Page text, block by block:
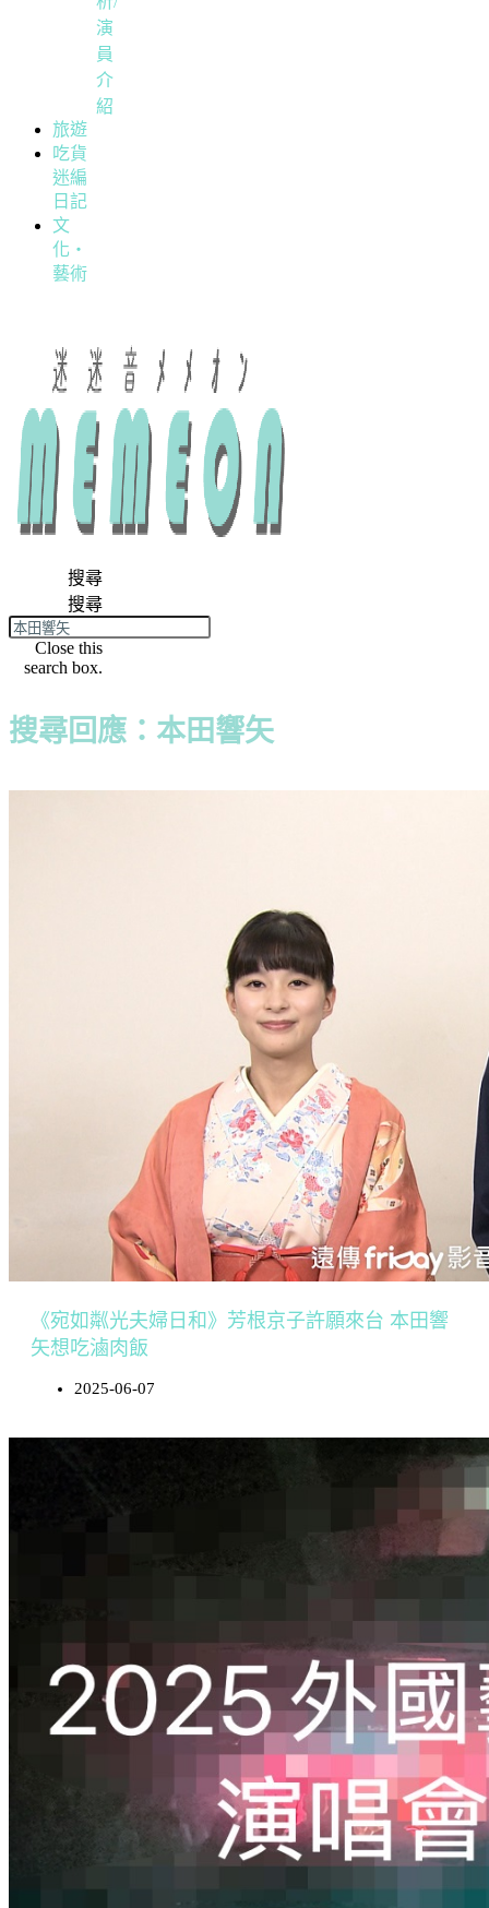
演
員
介
紹
旅遊
吃貨
迷編
日記
文
化・
藝術
搜尋
搜尋
Close this
search box.
搜尋回應：本田響矢
《宛如粼光夫婦日和》芳根京子許願來台 本田響
矢想吃滷肉飯
2025-06-07